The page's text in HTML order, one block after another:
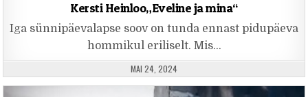
Kersti Heinloo„Eveline ja mina“
Iga sünnipäevalapse soov on tunda ennast pidupäeva
hommikul eriliselt. Mis…
PUBLISHED DATE:
MAI 24, 2024